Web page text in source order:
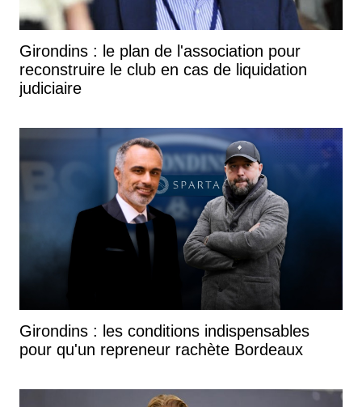
Girondins : le plan de l'association pour
reconstruire le club en cas de liquidation
judiciaire
Girondins : les conditions indispensables
pour qu'un repreneur rachète Bordeaux